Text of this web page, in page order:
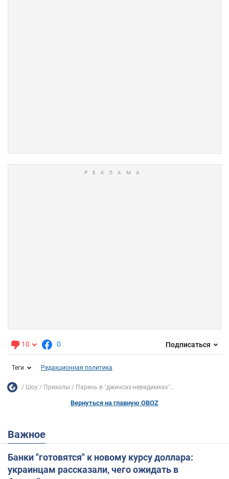
10 0 Подписаться
Теги Редакционная политика
Шоу Приколы Парень в "джинсах-невидимках"...
Вернуться на главную OBOZ
Важное
Банки "готовятся" к новому курсу доллара:
украинцам рассказали, чего ожидать в